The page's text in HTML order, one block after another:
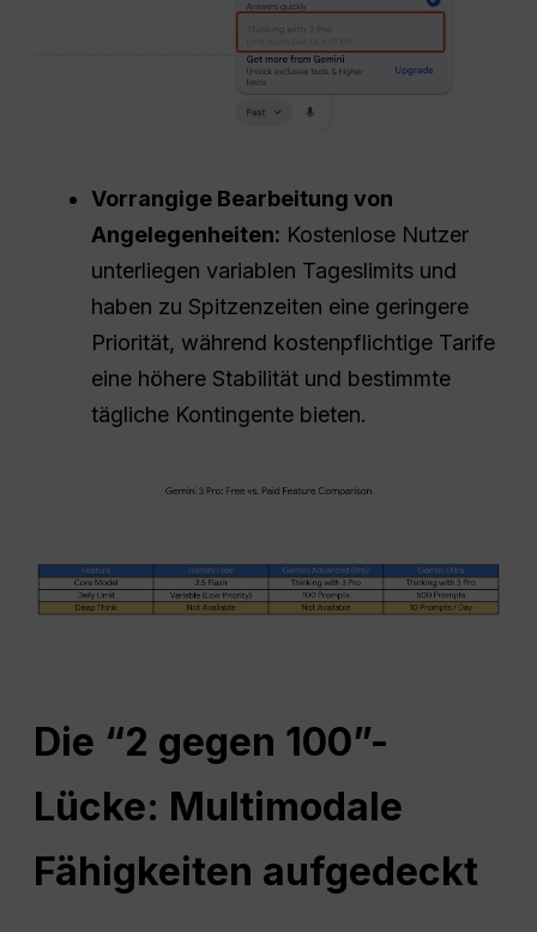
Vorrangige Bearbeitung von
Angelegenheiten: Kostenlose Nutzer
unterliegen variablen Tageslimits und
haben zu Spitzenzeiten eine geringere
Priorität, während kostenpflichtige Tarife
eine höhere Stabilität und bestimmte
tägliche Kontingente bieten.
Die “2 gegen 100”-
Lücke: Multimodale
Fähigkeiten aufgedeckt